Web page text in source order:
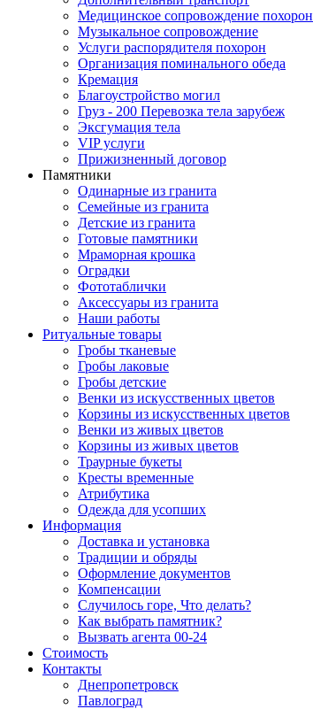
Медицинское сопровождение похорон
Музыкальное сопровождение
Услуги распорядителя похорон
Организация поминального обеда
Кремация
Благоустройство могил
Груз - 200 Перевозка тела зарубеж
Эксгумация тела
VIP услуги
Прижизненный договор
Памятники
Одинарные из гранита
Семейные из гранита
Детские из гранита
Готовые памятники
Мраморная крошка
Оградки
Фототаблички
Аксессуары из гранита
Наши работы
Ритуальные товары
Гробы тканевые
Гробы лаковые
Гробы детские
Венки из искусственных цветов
Корзины из искусственных цветов
Венки из живых цветов
Корзины из живых цветов
Траурные букеты
Кресты временные
Атрибутика
Одежда для усопших
Информация
Доставка и установка
Традиции и обряды
Оформление документов
Компенсации
Случилось горе, Что делать?
Как выбрать памятник?
Вызвать агента 00-24
Стоимость
Контакты
Днепропетровск
Павлоград